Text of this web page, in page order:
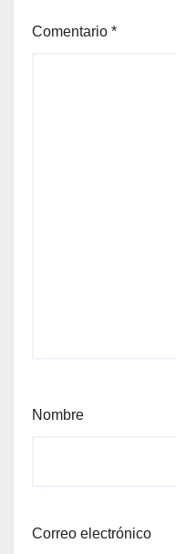
Comentario *
Nombre
Correo electrónico